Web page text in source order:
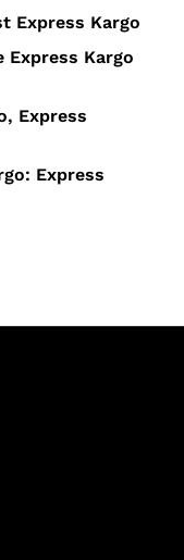
Express Kargo
Express Kargo
Express
Express